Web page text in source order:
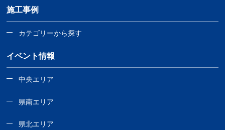
施工事例
カテゴリーから探す
イベント情報
中央エリア
県南エリア
県北エリア